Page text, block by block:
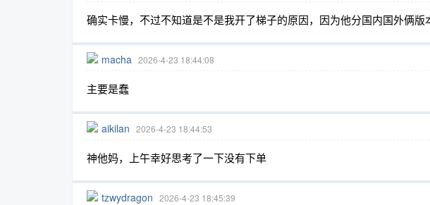
确实卡慢，不过不知道是不是我开了梯子的原因，因为他分国内国外俩版
macha 2026-4-23 18:44:08
主要是蠢
aikilan 2026-4-23 18:44:53
神他妈，上午幸好思考了一下没有下单
tzwydragon 2026-4-23 18:45:39